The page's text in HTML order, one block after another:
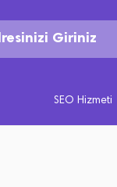
SEO Hizmeti